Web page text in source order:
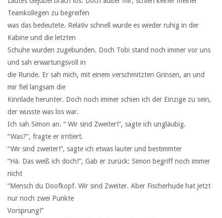
Teamkollegen zu begreifen
was das bedeutete. Relativ schnell wurde es wieder ruhig in der
Kabine und die letzten
Schuhe wurden zugebunden. Doch Tobi stand noch immer vor uns
und sah erwartungsvoll in
die Runde. Er sah mich, mit einem verschmitzten Grinsen, an und
mir fiel langsam die
Kinnlade herunter. Doch noch immer schien ich der Einzige zu sein,
der wusste was los war.
Ich sah Simon an. “ Wir sind Zweiter!”, sagte ich ungläubig.
“Was?”, fragte er irritiert.
“Wir sind zweiter!”, sagte ich etwas lauter und bestimmter
“Hä. Das weiß ich doch!”, Gab er zurück: Simon begriff noch immer
nicht
“Mensch du Doofkopf. Wir sind Zweiter. Aber Fischerhude hat jetzt
nur noch zwei Punkte
Vorsprung!”